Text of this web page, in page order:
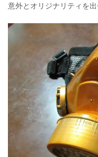
意外とオリジナリティを